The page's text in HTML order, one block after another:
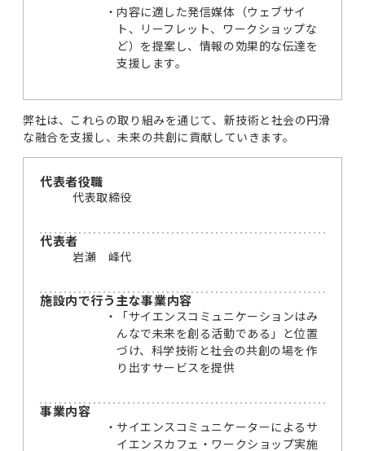
内容に適した発信媒体（ウェブサイ
ト、リーフレット、ワークショップな
ど）を提案し、情報の効果的な伝達を
支援します。
弊社は、これらの取り組みを通じて、新技術と社会の円滑
な融合を支援し、未来の共創に貢献していきます。
代表者役職
代表取締役
代表者
岩瀬 峰代
施設内で行う主な事業内容
「サイエンスコミュニケーションはみ
んなで未来を創る活動である」と位置
づけ、科学技術と社会の共創の場を作
り出すサービスを提供
事業内容
サイエンスコミュニケーターによる​サ
イエンスカフェ・ワークショップ実施